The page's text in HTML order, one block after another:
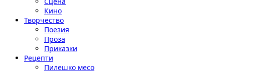
Кино
Творчество
Поезия
Проза
Приказки
Рецепти
Пилешко месо